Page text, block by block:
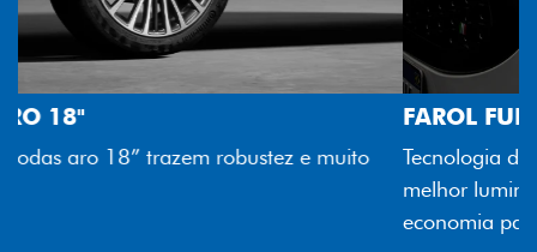
FAROL FULL LED
Tecnologia dos faróis totalmente em LED garante
melhor luminosidade, maior durabilidade e mais